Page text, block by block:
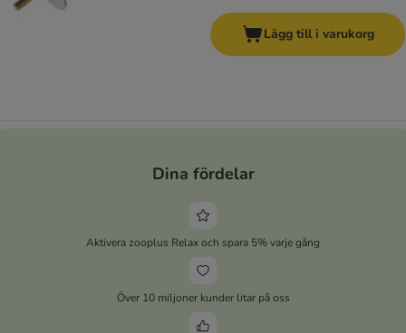
Lägg till i varukorg
Dina fördelar
Aktivera zooplus Relax och spara 5% varje gång
Över 10 miljoner kunder litar på oss